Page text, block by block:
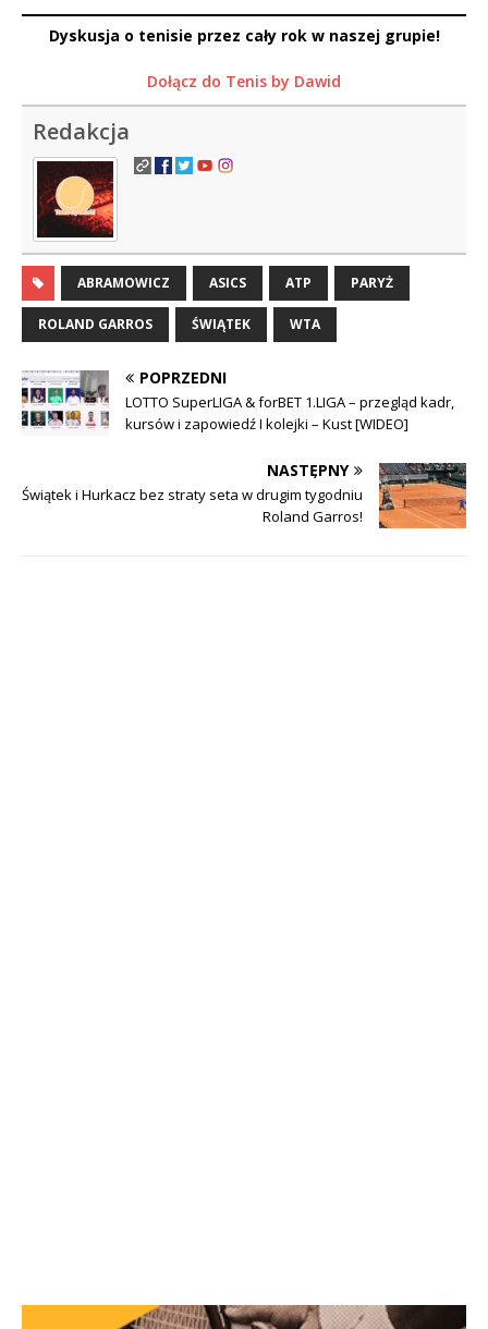
Dyskusja o tenisie przez cały rok w naszej grupie!
Dołącz do Tenis by Dawid
Redakcja
ABRAMOWICZ ASICS ATP PARYŻ
ROLAND GARROS ŚWIĄTEK WTA
POPRZEDNI
LOTTO SuperLIGA & forBET 1.LIGA – przegląd kadr,
kursów i zapowiedź I kolejki – Kust [WIDEO]
NASTĘPNY
Świątek i Hurkacz bez straty seta w drugim tygodniu
Roland Garros!